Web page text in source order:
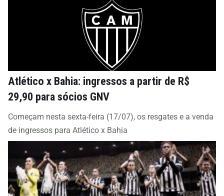
Atlético x Bahia: ingressos a partir de R$
29,90 para sócios GNV
Começam nesta sexta-feira (17/07), os resgates e a venda
de ingressos para Atlético x Bahia